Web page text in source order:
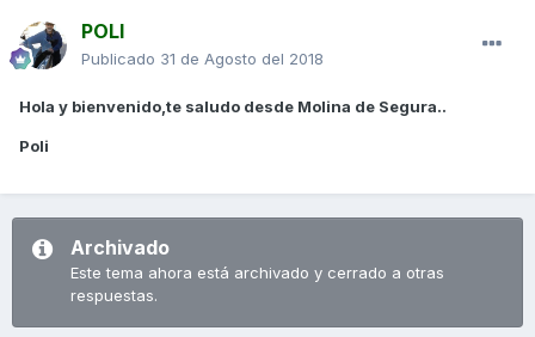
POLI
Publicado 31 de Agosto del 2018
Hola y bienvenido,te saludo desde Molina de Segura..
Poli
Archivado
Este tema ahora está archivado y cerrado a otras
respuestas.